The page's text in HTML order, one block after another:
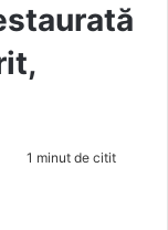
1 minut de citit